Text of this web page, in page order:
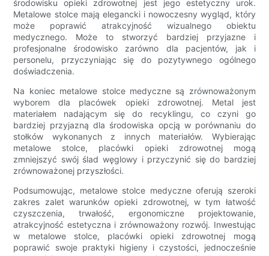
środowisku opieki zdrowotnej jest jego estetyczny urok.
Metalowe stolce mają elegancki i nowoczesny wygląd, który
może poprawić atrakcyjność wizualnego obiektu
medycznego. Może to stworzyć bardziej przyjazne i
profesjonalne środowisko zarówno dla pacjentów, jak i
personelu, przyczyniając się do pozytywnego ogólnego
doświadczenia.
Na koniec metalowe stolce medyczne są zrównoważonym
wyborem dla placówek opieki zdrowotnej. Metal jest
materiałem nadającym się do recyklingu, co czyni go
bardziej przyjazną dla środowiska opcją w porównaniu do
stołków wykonanych z innych materiałów. Wybierając
metalowe stolce, placówki opieki zdrowotnej mogą
zmniejszyć swój ślad węglowy i przyczynić się do bardziej
zrównoważonej przyszłości.
Podsumowując, metalowe stolce medyczne oferują szeroki
zakres zalet warunków opieki zdrowotnej, w tym łatwość
czyszczenia, trwałość, ergonomiczne projektowanie,
atrakcyjność estetyczna i zrównoważony rozwój. Inwestując
w metalowe stolce, placówki opieki zdrowotnej mogą
poprawić swoje praktyki higieny i czystości, jednocześnie